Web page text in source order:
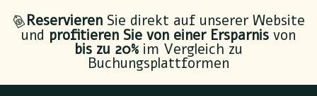
Reservieren Sie direkt auf unserer Website
und profitieren Sie von einer Ersparnis von
bis zu 20% im Vergleich zu
Buchungsplattformen